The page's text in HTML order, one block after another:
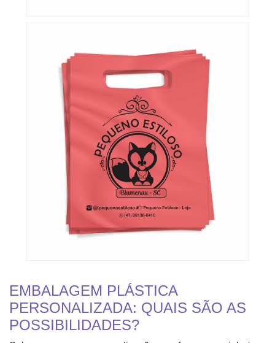
EMBALAGEM PLÁSTICA
PERSONALIZADA: QUAIS SÃO AS
POSSIBILIDADES?